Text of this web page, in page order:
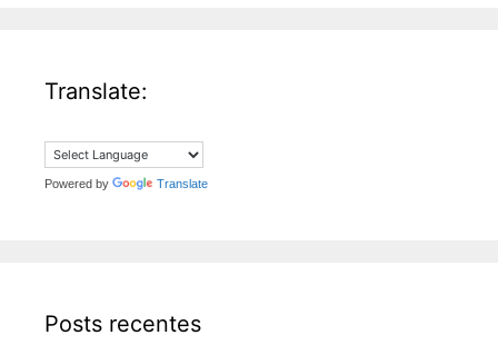
Translate:
Powered by Translate
Posts recentes